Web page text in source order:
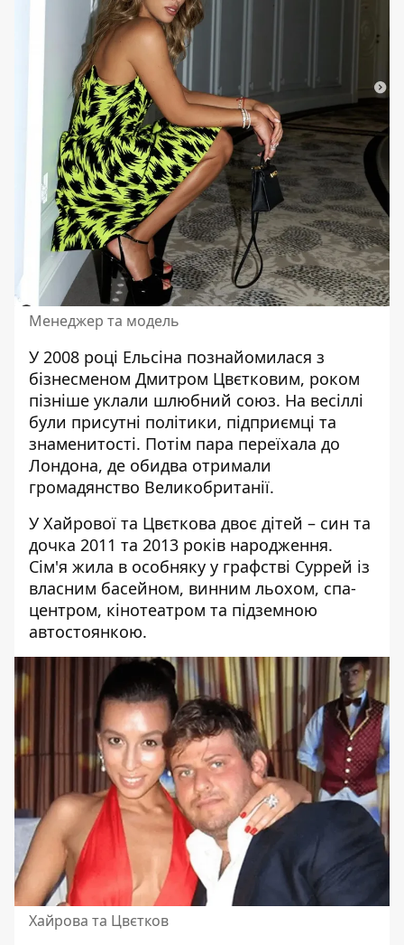
Менеджер та модель
У 2008 році Ельсіна познайомилася з
бізнесменом Дмитром Цвєтковим, роком
пізніше уклали шлюбний союз. На весіллі
були присутні політики, підприємці та
знаменитості. Потім пара переїхала до
Лондона, де обидва отримали
громадянство Великобританії.
У Хайрової та Цвєткова двоє дітей – син та
дочка 2011 та 2013 років народження.
Сім'я жила в особняку у графстві Суррей із
власним басейном, винним льохом, спа-
центром, кінотеатром та підземною
автостоянкою.
Хайрова та Цвєтков